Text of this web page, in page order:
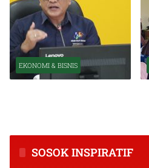
EKONOMI & BISNIS
SOSOK INSPIRATIF